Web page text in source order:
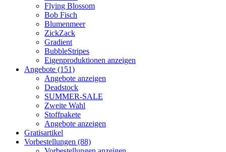
Flying Blossom
Bob Fisch
Blumenmeer
ZickZack
Gradient
BubbleStripes
Eigenproduktionen anzeigen
Angebote (151)
Angebote anzeigen
Deadstock
SUMMER-SALE
Zweite Wahl
Stoffpakete
Angebote anzeigen
Gratisartikel
Vorbestellungen (88)